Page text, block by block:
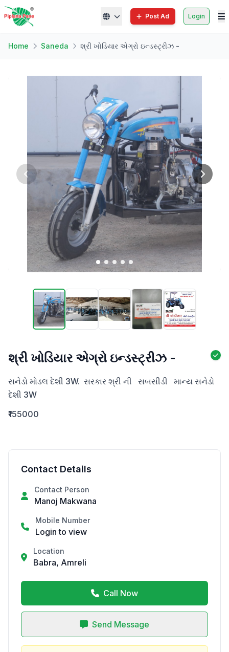
Post Ad Login
Home Saneda શ્રી ખોડિયાર એગ્રો ઇન્ડસ્ટ્રીઝ -
શ્રી ખોડિયાર એગ્રો ઇન્ડસ્ટ્રીઝ -
સનેડો મોડલ દેશી 3W.  સરકાર શ્રી ની   સબસીડી   માન્ય સનેડો
દેશી 3W
₹155000
Contact Details
Contact Person
Manoj Makwana
Mobile Number
Login to view
Location
Babra, Amreli
Call Now
Send Message